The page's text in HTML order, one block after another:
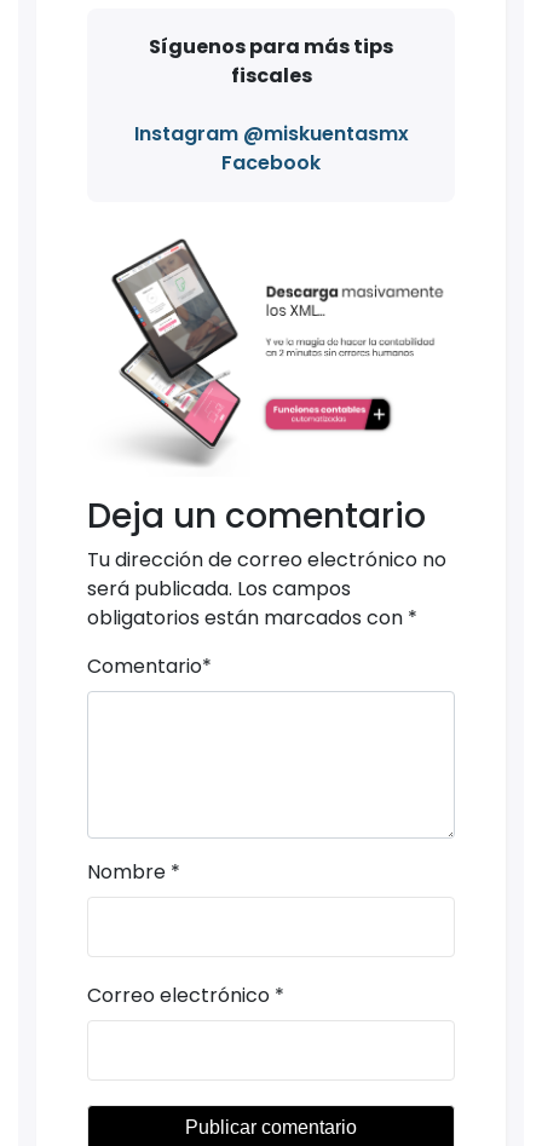
Síguenos para más tips
fiscales
Instagram @miskuentasmx
Facebook
Deja un comentario
Tu dirección de correo electrónico no
será publicada. Los campos
obligatorios están marcados con *
Comentario*
Nombre *
Correo electrónico *